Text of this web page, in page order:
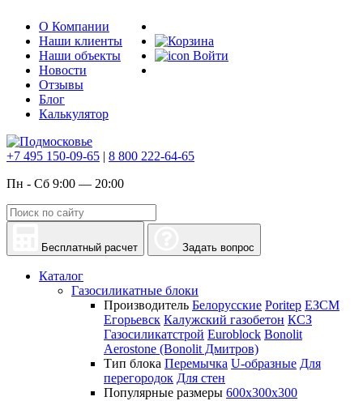
О Компании
Наши клиенты
Наши объекты
Новости
Отзывы
Блог
Калькулятор
Войти
+7 495 150-09-65 | 8 800 222-64-65
Пн - Сб 9:00 — 20:00
Бесплатный расчет Задать вопрос
Каталог
Газосиликатные блоки
Производитель Белорусские Poritep ЕЗСМ
Егорьевск Калужский газобетон КСЗ
Газосиликатстрой Euroblock Bonolit
Aerostone (Bonolit Дмитров)
Тип блока Перемычка U-образные Для
перегородок Для стен
Популярные размеры 600х300х300